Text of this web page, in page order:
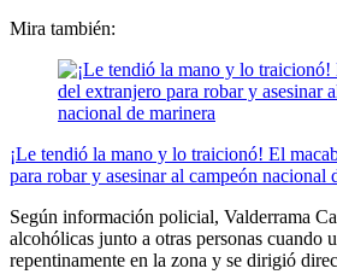
Mira también:
¡Le tendió la mano y lo traicionó! El
para robar y asesinar al campeón nacional
Según información policial, Valderrama
alcohólicas junto a otras personas cuando
repentinamente en la zona y se dirigió